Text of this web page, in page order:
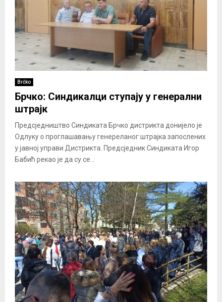
Brčko
Брчко: Синдикалци ступају у генерални
штрајк
Предсједништво Синдиката Брчко дистрикта донијело је
Одлуку о проглашавању генереланог штрајка запослених
у јавној управи Дистрикта. Предсједник Синдиката Игор
Бабић рекао је да су се...